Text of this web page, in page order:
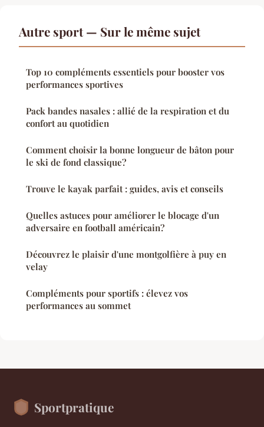
Autre sport — Sur le même sujet
Top 10 compléments essentiels pour booster vos
performances sportives
Pack bandes nasales : allié de la respiration et du
confort au quotidien
Comment choisir la bonne longueur de bâton pour
le ski de fond classique?
Trouve le kayak parfait : guides, avis et conseils
Quelles astuces pour améliorer le blocage d'un
adversaire en football américain?
Découvrez le plaisir d'une montgolfière à puy en
velay
Compléments pour sportifs : élevez vos
performances au sommet
Sportpratique